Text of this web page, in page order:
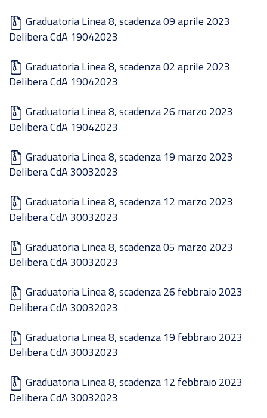
Graduatoria Linea 8, scadenza 09 aprile 2023
Delibera CdA 19042023
Graduatoria Linea 8, scadenza 02 aprile 2023
Delibera CdA 19042023
Graduatoria Linea 8, scadenza 26 marzo 2023
Delibera CdA 19042023
Graduatoria Linea 8, scadenza 19 marzo 2023
Delibera CdA 30032023
Graduatoria Linea 8, scadenza 12 marzo 2023
Delibera CdA 30032023
Graduatoria Linea 8, scadenza 05 marzo 2023
Delibera CdA 30032023
Graduatoria Linea 8, scadenza 26 febbraio 2023
Delibera CdA 30032023
Graduatoria Linea 8, scadenza 19 febbraio 2023
Delibera CdA 30032023
Graduatoria Linea 8, scadenza 12 febbraio 2023
Delibera CdA 30032023